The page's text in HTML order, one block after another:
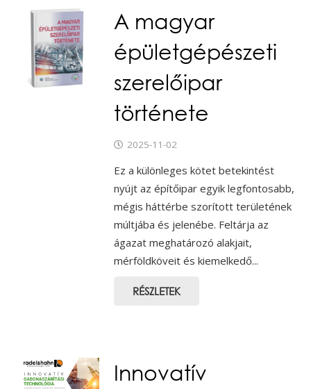
A magyar
épületgépészeti
szerelőipar
története
2025-11-02
Ez a különleges kötet betekintést
nyújt az építőipar egyik legfontosabb,
mégis háttérbe szorított területének
múltjába és jelenébe. Feltárja az
ágazat meghatározó alakjait,
mérföldköveit és kiemelkedő...
RÉSZLETEK
Innovatív